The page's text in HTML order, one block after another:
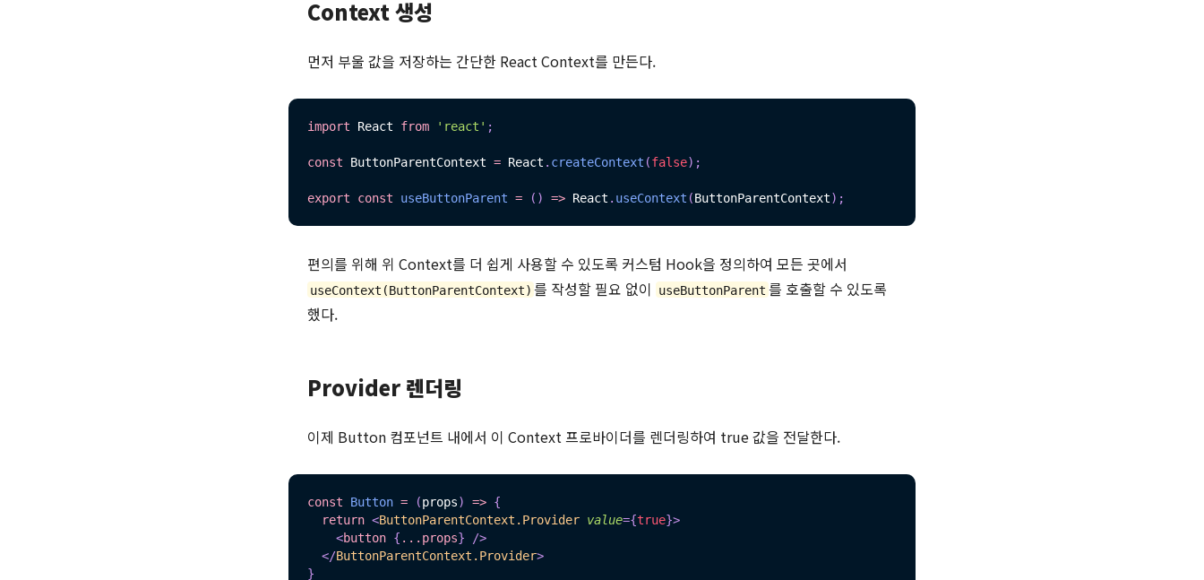
Context 생성
먼저 부울 값을 저장하는 간단한 React Context를 만든다.
import React from 'react' ;
const ButtonParentContext = React . createContext (false) ;
export const useButtonParent = ( ) => React . useContext (ButtonParentContext) ;
편의를 위해 위 Context를 더 쉽게 사용할 수 있도록 커스텀 Hook을 정의하여 모든 곳에서
useContext(ButtonParentContext) 를 작성할 필요 없이 useButtonParent 를 호출할 수 있도록
했다.
Provider 렌더링
이제 Button 컴포넌트 내에서 이 Context 프로바이더를 렌더링하여 true 값을 전달한다.
const Button = (props) => {
return <ButtonParentContext.Provider value={true}>
<button { ... props}
/>
</ButtonParentContext.Provider>
}